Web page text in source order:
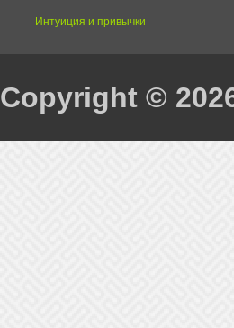
Интуиция и привычки
Copyright ©